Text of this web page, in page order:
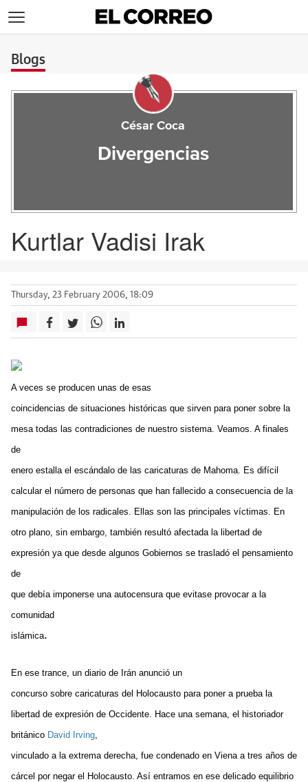
Blogs
César Coca
Divergencias
Kurtlar Vadisi Irak
Thursday, 23 February 2006, 18:09
A veces se producen unas de esas
coincidencias de situaciones históricas que sirven para poner sobre la
mesa todas las contradiciones de nuestro sistema. Veamos. A finales
de
enero estalla el escándalo de las caricaturas de Mahoma. Es difícil
calcular el número de personas que han fallecido a consecuencia de la
manipulación de los radicales. Ellas son las principales víctimas. En
otro plano, sin embargo, también resultó afectada la libertad de
expresión ya que desde algunos Gobiernos se trasladó el pensamiento
de
que debía imponerse una autocensura que evitase provocar a la
comunidad
islámica.
En ese trance, un diario de Irán anunció un
concurso sobre caricaturas del Holocausto para poner a prueba la
libertad de expresión de Occidente. Hace una semana, el historiador
británico David Irving,
vinculado a la extrema derecha, fue condenado en Viena a tres años de
cárcel por negar el Holocausto. Así entramos en ese delicado equilibrio